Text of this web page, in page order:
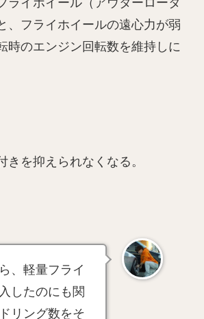
ライホイール（アウターロータ
、フライホイールの遠心力が弱
時のエンジン回転数を維持しに
を抑えられなくなる。
、軽量フライ
したのにも関
リング数をそ